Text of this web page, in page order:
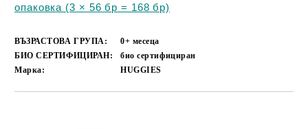
опаковка (3 × 56 бр = 168 бр)
ВЪЗРАСТОВА ГРУПА:
0+ месеца
БИО СЕРТИФИЦИРАН:
био сертифициран
Марка:
HUGGIES